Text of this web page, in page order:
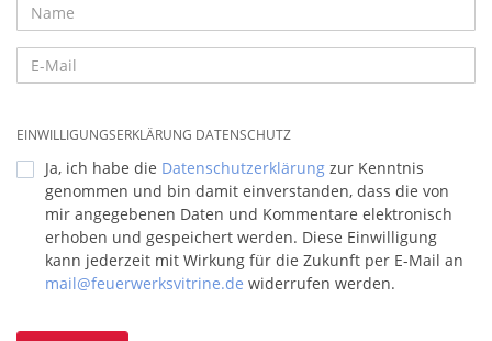
EINWILLIGUNGSERKLÄRUNG DATENSCHUTZ
Ja, ich habe die Datenschutzerklärung zur Kenntnis
genommen und bin damit einverstanden, dass die von
mir angegebenen Daten und Kommentare elektronisch
erhoben und gespeichert werden. Diese Einwilligung
kann jederzeit mit Wirkung für die Zukunft per E-Mail an
mail@feuerwerksvitrine.de widerrufen werden.